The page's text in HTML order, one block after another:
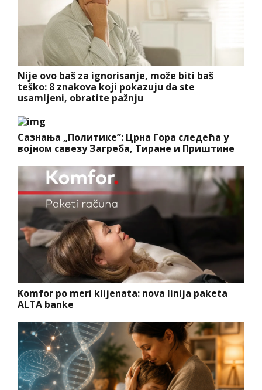
Nije ovo baš za ignorisanje, može biti baš
teško: 8 znakova koji pokazuju da ste
usamljeni, obratite pažnju
Сазнања „Политике”: Црна Гора следећа у
војном савезу Загреба, Тиране и Приштине
Komfor po meri klijenata: nova linija paketa
ALTA banke